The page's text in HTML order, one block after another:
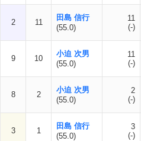
2 11
田島 信行
(55.0)
11
(-)
9 10
小迫 次男
(55.0)
11
(-)
8 2
小迫 次男
(55.0)
2
(-)
3 1
田島 信行
(55.0)
3
(-)